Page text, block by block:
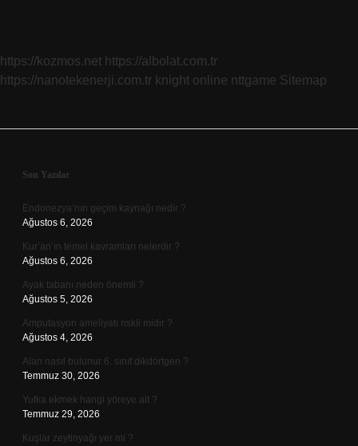
https://kozmos.net https://albolat.com.tr
https://nanotekenerji.com.tr knight online nttgame Sitemap
Sidebar
Son Yazılar
Endonezya’nın geçim kaynağı nedir ?
Ağustos 6, 2026
Kur’an’ın temel kavramları nelerdir ?
Ağustos 6, 2026
Ayak tabanı neden önemli ?
Ağustos 5, 2026
Amputasyon ameliyatı riskli midir ?
Ağustos 4, 2026
Alan nasıl bulunur 6. sınıf dikdörtgen ?
Temmuz 30, 2026
Yufka ekmek hangi yöreye ait ?
Temmuz 29, 2026
Kuşlar zeytinyağı yer mi ?